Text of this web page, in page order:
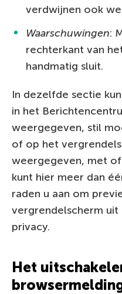
verdwijnen ook
Waarschuwingen:
rechterkant van
handmatig sluit.
In dezelfde sectie
in het
weergegeven, stil
of op het
weergegeven, met
kunt hier meer dan
raden u aan om
vergrendelscherm
privacy.
Het